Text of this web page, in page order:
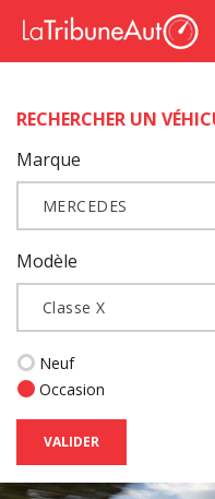
RECHERCHER UN
Marque
MERCEDES
Modèle
Classe X
Neuf
Occasion
VALIDER